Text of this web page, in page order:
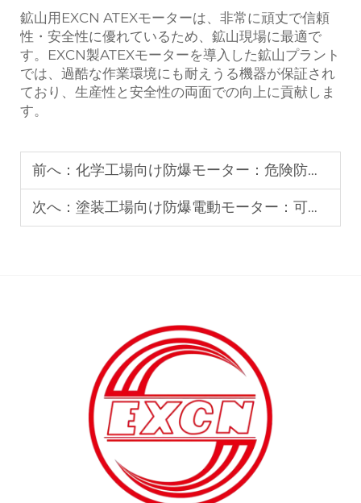
鉱山用EXCN ATEXモーターは、非常に頑丈で信頼
性・安全性に優れているため、鉱山現場に最適で
す。EXCN製ATEXモーターを導入した鉱山プラント
では、過酷な作業環境にも耐えうる機器が保証され
ており、生産性と安全性の両面での向上に貢献しま
す。
前へ： 化学工場向け防爆モーター：危険防止のベストプラクティス
次へ： 塗装工場向け防爆電動モーター：可燃性雰囲気における安全性